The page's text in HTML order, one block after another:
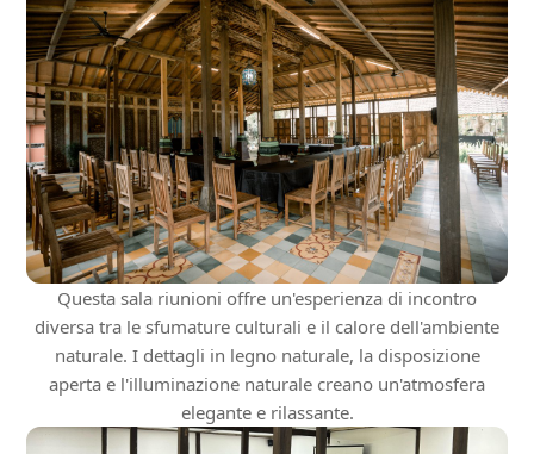
Questa sala riunioni offre un'esperienza di incontro
diversa tra le sfumature culturali e il calore dell'ambiente
naturale. I dettagli in legno naturale, la disposizione
aperta e l'illuminazione naturale creano un'atmosfera
elegante e rilassante.